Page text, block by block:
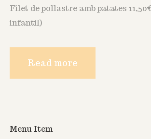
Filet de pollastre amb patates
infantil)
Read more
Menu Item